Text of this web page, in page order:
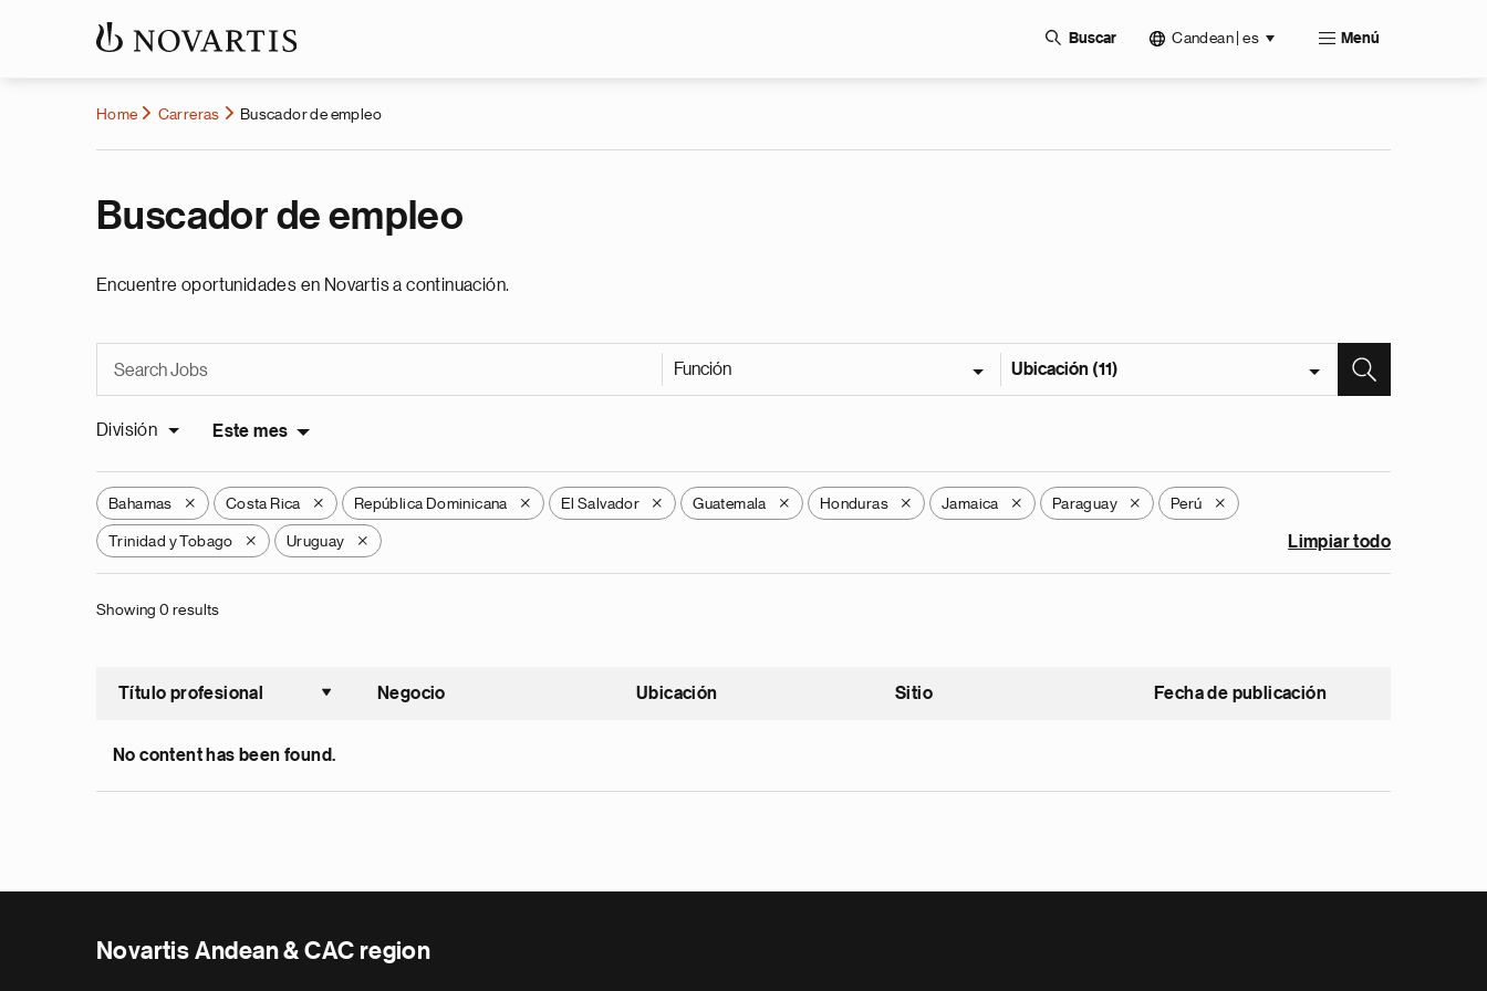
Buscar Candean | es Menú
Home Carreras Buscador de empleo
Buscador de empleo
Encuentre oportunidades en Novartis a continuación.
Función Ubicación (11)
División Este mes
Bahamas X Costa Rica X República Dominicana X El Salvador X Guatemala X Honduras X Jamaica X Paraguay X Perú X
Trinidad y Tobago X Uruguay X Limpiar todo
Showing 0 results
Título profesional
Ordenar ascendente
Negocio Ubicación Sitio Fecha de publicación
No content has been found.
Novartis Andean & CAC region